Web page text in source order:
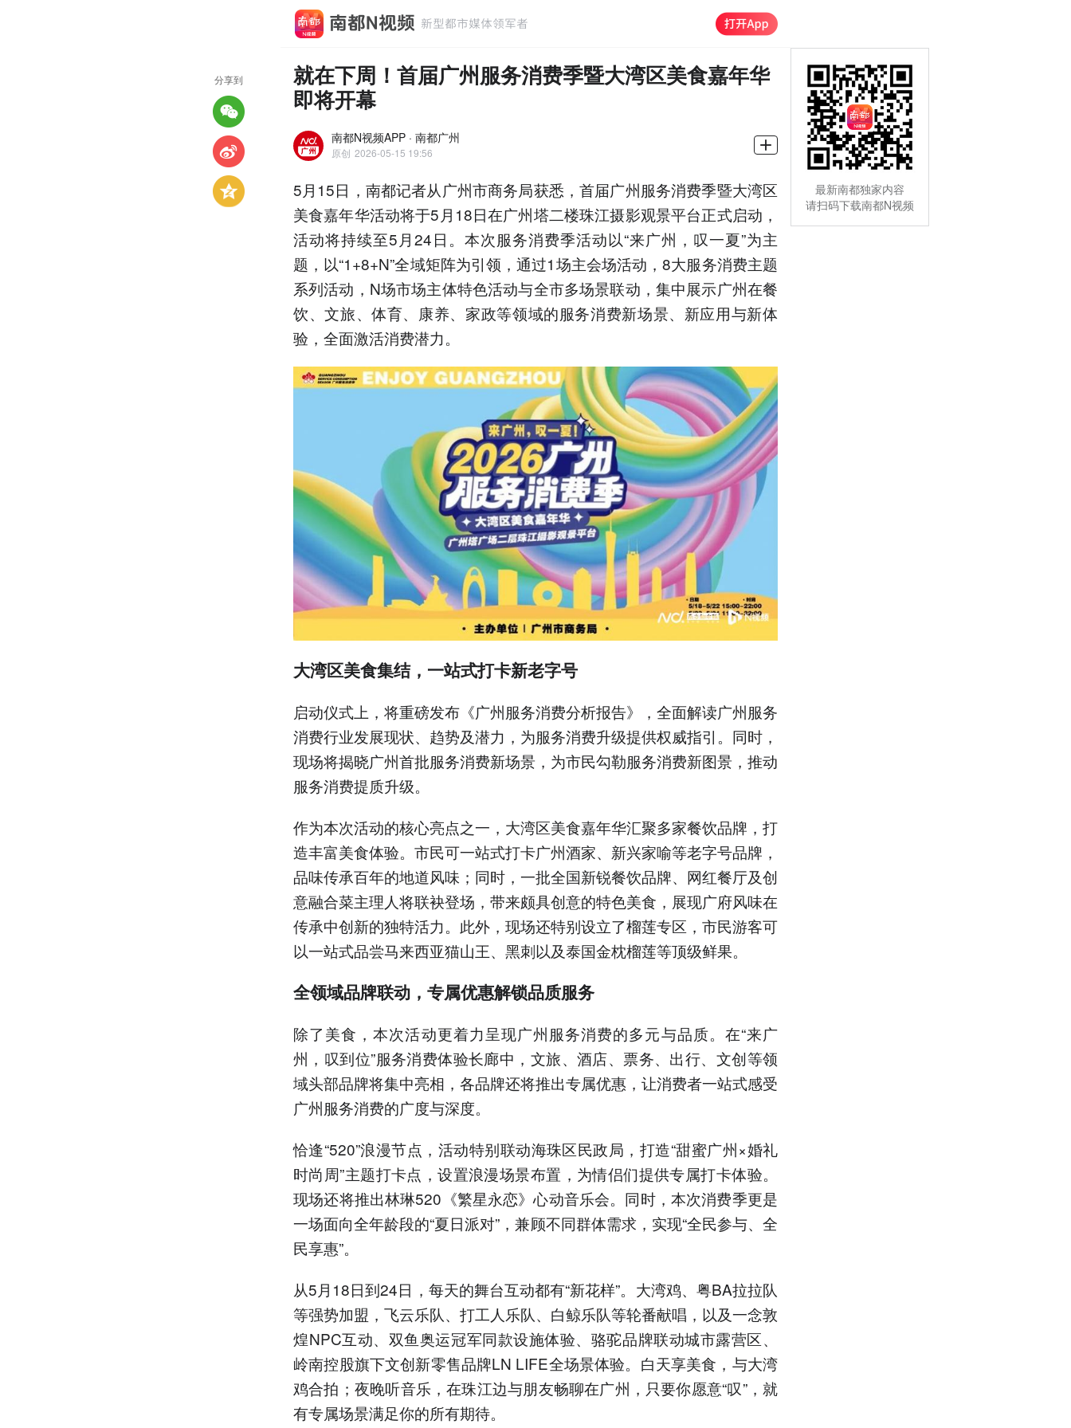
就在下周！首届广州服务消费季暨大湾区美食嘉年华
即将开幕
南都N视频APP · 南都广州
原创 2026-05-15 19:56
5月15日，南都记者从广州市商务局获悉，首届广州服务消费季暨大湾区
美食嘉年华活动将于5月18日在广州塔二楼珠江摄影观景平台正式启动，
活动将持续至5月24日。本次服务消费季活动以“来广州，叹一夏”为主
题，以“1+8+N”全域矩阵为引领，通过1场主会场活动，8大服务消费主题
系列活动，N场市场主体特色活动与全市多场景联动，集中展示广州在餐
饮、文旅、体育、康养、家政等领域的服务消费新场景、新应用与新体
验，全面激活消费潜力。
大湾区美食集结，一站式打卡新老字号
启动仪式上，将重磅发布《广州服务消费分析报告》，全面解读广州服务
消费行业发展现状、趋势及潜力，为服务消费升级提供权威指引。同时，
现场将揭晓广州首批服务消费新场景，为市民勾勒服务消费新图景，推动
服务消费提质升级。
作为本次活动的核心亮点之一，大湾区美食嘉年华汇聚多家餐饮品牌，打
造丰富美食体验。市民可一站式打卡广州酒家、新兴家喻等老字号品牌，
品味传承百年的地道风味；同时，一批全国新锐餐饮品牌、网红餐厅及创
意融合菜主理人将联袂登场，带来颇具创意的特色美食，展现广府风味在
传承中创新的独特活力。此外，现场还特别设立了榴莲专区，市民游客可
以一站式品尝马来西亚猫山王、黑刺以及泰国金枕榴莲等顶级鲜果。
全领域品牌联动，专属优惠解锁品质服务
除了美食，本次活动更着力呈现广州服务消费的多元与品质。在“来广
州，叹到位”服务消费体验长廊中，文旅、酒店、票务、出行、文创等领
域头部品牌将集中亮相，各品牌还将推出专属优惠，让消费者一站式感受
广州服务消费的广度与深度。
恰逢“520”浪漫节点，活动特别联动海珠区民政局，打造“甜蜜广州×婚礼
时尚周”主题打卡点，设置浪漫场景布置，为情侣们提供专属打卡体验。
现场还将推出林琳520《繁星永恋》心动音乐会。同时，本次消费季更是
一场面向全年龄段的“夏日派对”，兼顾不同群体需求，实现“全民参与、全
民享惠”。
从5月18日到24日，每天的舞台互动都有“新花样”。大湾鸡、粤BA拉拉队
等强势加盟，飞云乐队、打工人乐队、白鲸乐队等轮番献唱，以及一念敦
煌NPC互动、双鱼奥运冠军同款设施体验、骆驼品牌联动城市露营区、
岭南控股旗下文创新零售品牌LN LIFE全场景体验。白天享美食，与大湾
鸡合拍；夜晚听音乐，在珠江边与朋友畅聊在广州，只要你愿意“叹”，就
有专属场景满足你的所有期待。
分享到
最新南都独家内容
请扫码下载南都N视频